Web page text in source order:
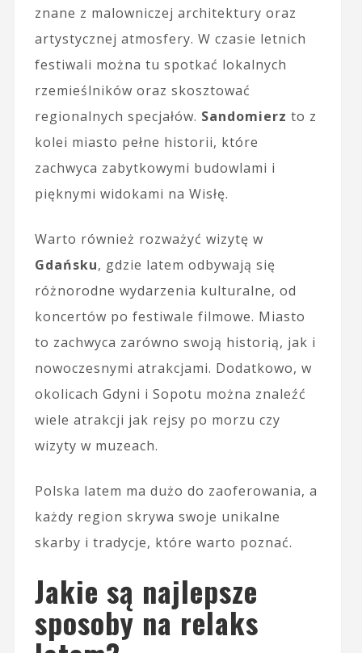
znane z malowniczej architektury oraz
artystycznej atmosfery. W czasie letnich
festiwali można tu spotkać lokalnych
rzemieślników oraz skosztować
regionalnych specjałów. Sandomierz to z
kolei miasto pełne historii, które
zachwyca zabytkowymi budowlami i
pięknymi widokami na Wisłę.
Warto również rozważyć wizytę w
Gdańsku, gdzie latem odbywają się
różnorodne wydarzenia kulturalne, od
koncertów po festiwale filmowe. Miasto
to zachwyca zarówno swoją historią, jak i
nowoczesnymi atrakcjami. Dodatkowo, w
okolicach Gdyni i Sopotu można znaleźć
wiele atrakcji jak rejsy po morzu czy
wizyty w muzeach.
Polska latem ma dużo do zaoferowania, a
każdy region skrywa swoje unikalne
skarby i tradycje, które warto poznać.
Jakie są najlepsze
sposoby na relaks